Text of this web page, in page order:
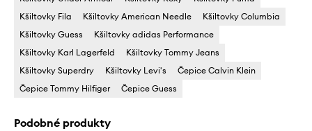
Kšiltovky Fila
Kšiltovky American Needle
Kšiltovky Columbia
Kšiltovky Guess
Kšiltovky adidas Performance
Kšiltovky Karl Lagerfeld
Kšiltovky Tommy Jeans
Kšiltovky Superdry
Kšiltovky Levi's
Čepice Calvin Klein
Čepice Tommy Hilfiger
Čepice Guess
Podobné produkty